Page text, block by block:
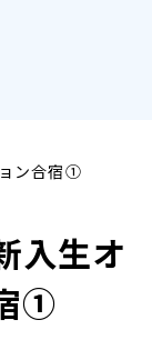
ン合宿①
入生オ
①